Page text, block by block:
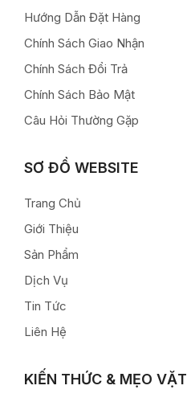
Hướng Dẫn Đặt Hàng
Chính Sách Giao Nhận
Chính Sách Đổi Trả
Chính Sách Bảo Mật
Câu Hỏi Thường Gặp
SƠ ĐỒ WEBSITE
Trang Chủ
Giới Thiệu
Sản Phẩm
Dịch Vụ
Tin Tức
Liên Hệ
KIẾN THỨC & MẸO VẶT